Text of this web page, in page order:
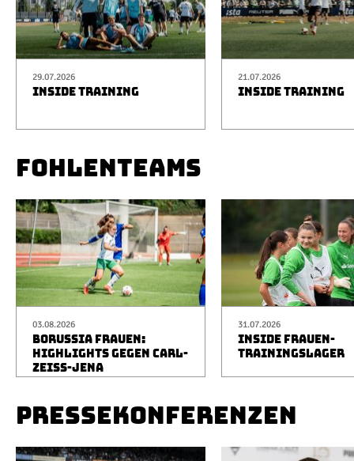
29.07.2026
INSIDE TRAINING
21.07.2026
INSIDE TRAINING
FOHLENTEAMS
03.08.2026
BORUSSIA FRAUEN:
HIGHLIGHTS GEGEN CARL-
ZEISS-JENA
31.07.2026
INSIDE FRAUEN-
TRAININGSLAGER
PRESSEKONFERENZEN